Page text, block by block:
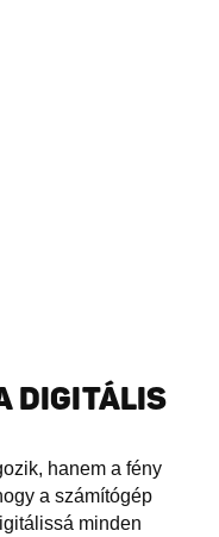
DIGITÁLIS
hanem a fény
a számítógép
minden